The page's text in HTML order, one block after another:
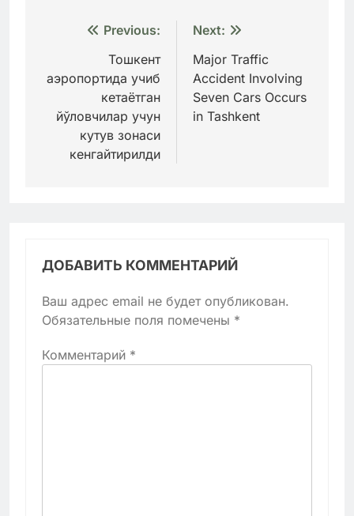
Навигация
записям
Previous:
Тошкент
аэропортида учиб
кетаётган
йўловчилар учун
кутув зонаси
кенгайтирилди
Next:
Major Traffic
Accident Involving
Seven Cars Occurs
in Tashkent
ДОБАВИТЬ КОММЕНТАРИЙ
Ваш адрес email не будет опубликован.
Обязательные поля помечены *
Комментарий *